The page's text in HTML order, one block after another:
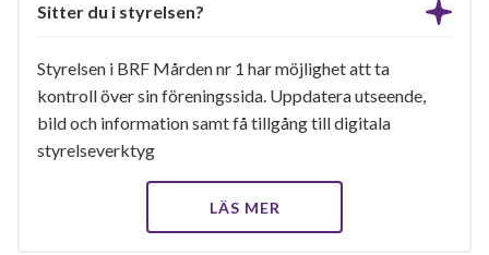
Sitter du i styrelsen?
Styrelsen i BRF Mården nr 1 har möjlighet att ta
kontroll över sin föreningssida. Uppdatera utseende,
bild och information samt få tillgång till digitala
styrelseverktyg
LÄS MER